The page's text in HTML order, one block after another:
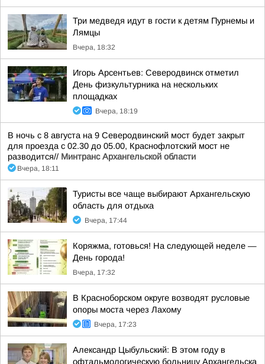
Три медведя идут в гости к детям Пурнемы и
Лямцы
Вчера, 18:32
Игорь Арсентьев: Северодвинск отметил
День физкультурника на нескольких
площадках
Вчера, 18:19
В ночь с 8 августа на 9 Северодвинский мост будет закрыт
для проезда с 02.30 до 05.00, Краснофлотский мост не
разводится// Минтранс Архангельской области
Вчера, 18:11
Туристы все чаще выбирают Архангельскую
область для отдыха
Вчера, 17:44
Коряжма, готовься! На следующей неделе —
День города!
Вчера, 17:32
В Красноборском округе возводят русловые
опоры моста через Лахому
Вчера, 17:23
Александр Цыбульский: В этом году в
офтальмологическую больницу Архангельска